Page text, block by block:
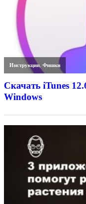
Инструкции,Фишки
Скачать iTunes
Windows